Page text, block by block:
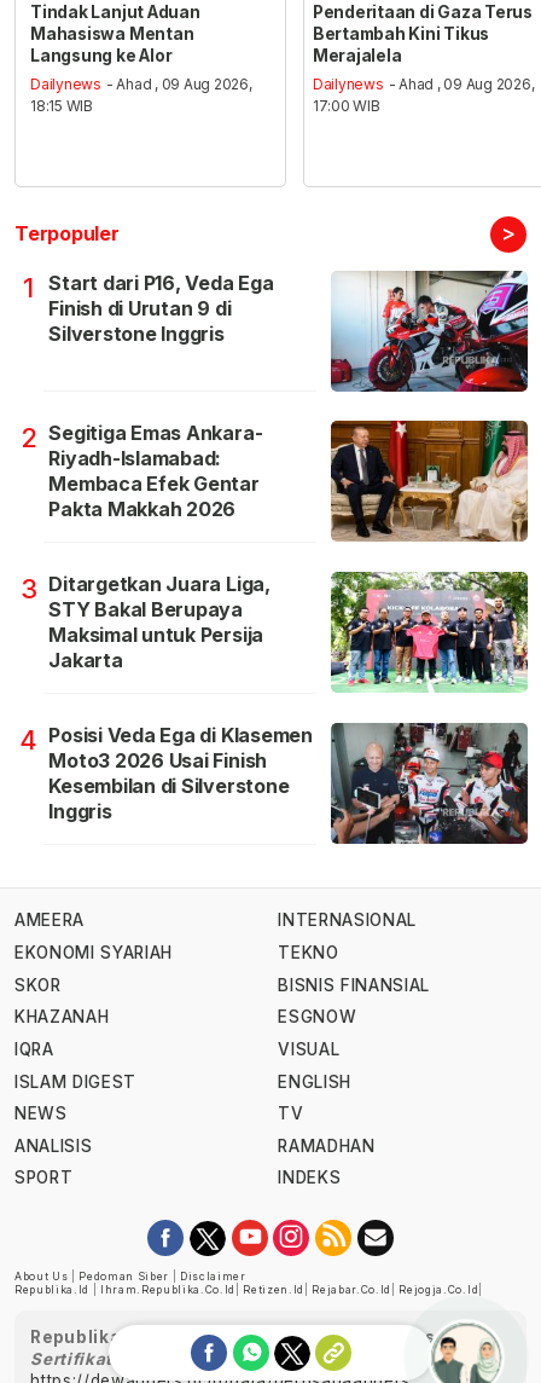
Tindak Lanjut Aduan
Mahasiswa Mentan
Langsung ke Alor
Dailynews - Ahad , 09 Aug 2026,
18:15 WIB
Penderitaan di Gaza Terus
Bertambah Kini Tikus
Merajalela
Dailynews - Ahad , 09 Aug 2026,
17:00 WIB
Terpopuler >
1
Start dari P16, Veda Ega
Finish di Urutan 9 di
Silverstone Inggris
2 Segitiga Emas Ankara-
Riyadh-Islamabad:
Membaca Efek Gentar
Pakta Makkah 2026
3 Ditargetkan Juara Liga,
STY Bakal Berupaya
Maksimal untuk Persija
Jakarta
4 Posisi Veda Ega di Klasemen
Moto3 2026 Usai Finish
Kesembilan di Silverstone
Inggris
AMEERA
EKONOMI SYARIAH
SKOR
KHAZANAH
IQRA
ISLAM DIGEST
NEWS
ANALISIS
SPORT
INTERNASIONAL
TEKNO
BISNIS FINANSIAL
ESGNOW
VISUAL
ENGLISH
TV
RAMADHAN
INDEKS
About Us Pedoman Siber
Disclaimer
Republika.id
Ihram.republika.co.id Retizen.id Rejabar.co.id Rejogja.co.id
Republika telah diverifikasi oleh Dewan Pers
Sertifikat Nomor 1058/DP-Verifikasi/K/XII/2022